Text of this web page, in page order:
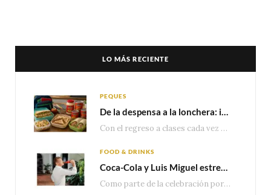
LO MÁS RECIENTE
PEQUES
De la despensa a la lonchera: ideas rápidas para el regreso a clases
Con el regreso a clases cada vez más cerca, las familias comienzan a reorganizar horarios,…
FOOD & DRINKS
Coca-Cola y Luis Miguel estrenan el comercial que celebra 100 años de historia junto a México
Como parte de la celebración por sus primeros 100 años enMéxico, Coca-Cola presenta hoy el…